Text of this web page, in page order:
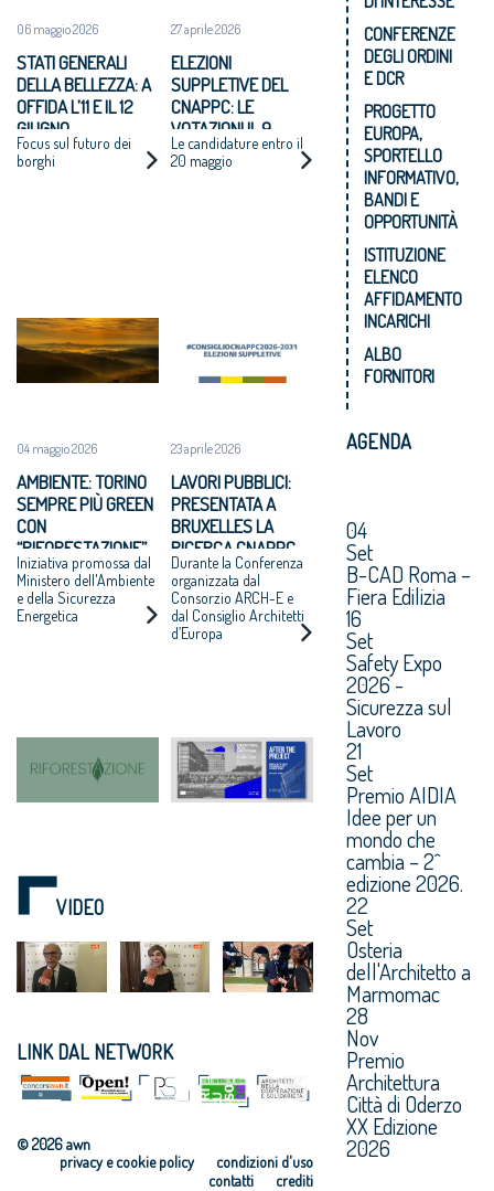
06 maggio 2026
STATI GENERALI
DELLA BELLEZZA: A
OFFIDA L’11 E IL 12
GIUGNO
Focus sul futuro dei
borghi
04 maggio 2026
AMBIENTE: TORINO
SEMPRE PIÙ GREEN
CON
“RIFORESTAZIONE”
Iniziativa promossa dal
Ministero dell'Ambiente
e della Sicurezza
Energetica
27 aprile 2026
ELEZIONI
SUPPLETIVE DEL
CNAPPC: LE
VOTAZIONI IL 9
GIUGNO 2026
Le candidature entro il
20 maggio
23 aprile 2026
LAVORI PUBBLICI:
PRESENTATA A
BRUXELLES LA
RICERCA CNAPPC
“DOPO IL
PROGETTO”
Durante la Conferenza
organizzata dal
Consorzio ARCH-E e
dal Consiglio Architetti
d’Europa
VIDEO
LINK DAL NETWORK
© 2026 awn
condizioni d'uso
privacy e cookie policy
crediti
contatti
CONFERENZE
DEGLI ORDINI
E DCR
PROGETTO
EUROPA,
SPORTELLO
INFORMATIVO,
BANDI E
OPPORTUNITÀ
ISTITUZIONE
ELENCO
AFFIDAMENTO
INCARICHI
ALBO
FORNITORI
AGENDA
04
Set
B-CAD Roma –
Fiera Edilizia
16
Set
Safety Expo
2026 -
Sicurezza sul
Lavoro
21
Set
Premio AIDIA
Idee per un
mondo che
cambia – 2^
edizione 2026.
22
Set
Osteria
dell'Architetto a
Marmomac
28
Nov
Premio
Architettura
Città di Oderzo
XX Edizione
2026